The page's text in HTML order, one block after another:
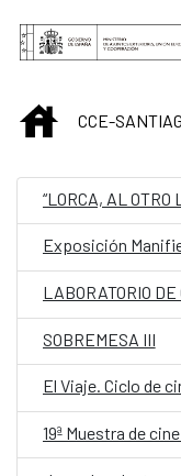
Saltar al contenido
INICIO
CCE-
LABORATORIO
SOBREMESA III
El Viaje. Ciclo de